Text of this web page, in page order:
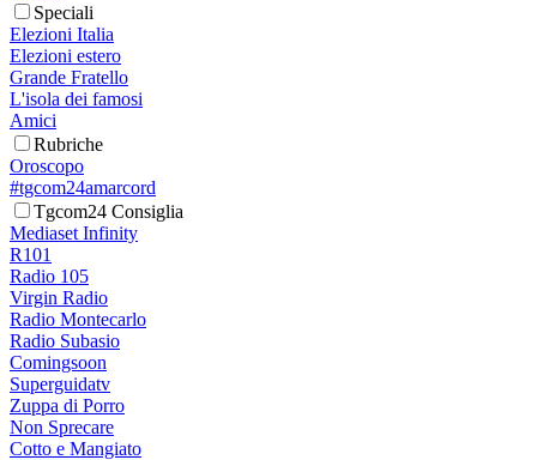
Speciali
Elezioni Italia
Elezioni estero
Grande Fratello
L'isola dei famosi
Amici
Rubriche
Oroscopo
#tgcom24amarcord
Tgcom24 Consiglia
Mediaset Infinity
R101
Radio 105
Virgin Radio
Radio Montecarlo
Radio Subasio
Comingsoon
Superguidatv
Zuppa di Porro
Non Sprecare
Cotto e Mangiato